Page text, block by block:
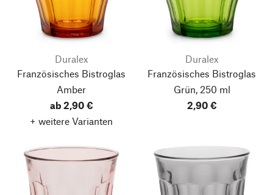
Duralex
Französisches Bistroglas
Amber
ab 2,90 €
+ weitere Varianten
Duralex
Französisches Bistroglas
Grün, 250 ml
2,90 €